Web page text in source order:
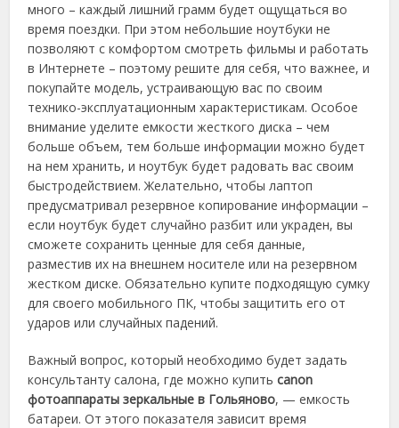
много – каждый лишний грамм будет ощущаться во
время поездки. При этом небольшие ноутбуки не
позволяют с комфортом смотреть фильмы и работать
в Интернете – поэтому решите для себя, что важнее, и
покупайте модель, устраивающую вас по своим
технико-эксплуатационным характеристикам. Особое
внимание уделите емкости жесткого диска – чем
больше объем, тем больше информации можно будет
на нем хранить, и ноутбук будет радовать вас своим
быстродействием. Желательно, чтобы лаптоп
предусматривал резервное копирование информации –
если ноутбук будет случайно разбит или украден, вы
сможете сохранить ценные для себя данные,
разместив их на внешнем носителе или на резервном
жестком диске. Обязательно купите подходящую сумку
для своего мобильного ПК, чтобы защитить его от
ударов или случайных падений.
Важный вопрос, который необходимо будет задать
консультанту салона, где можно купитьcanon
фотоаппараты зеркальные в Гольяново, — емкость
батареи. От этого показателя зависит время